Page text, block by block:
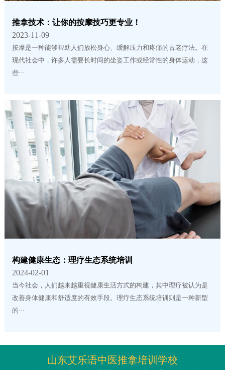
推拿技术：让你的按摩技巧更专业！
2023-11-09
按摩是一种能够帮助人们放松身心、缓解压力和疼痛的古老疗法。在
现代社会中，许多人需要长时间的坐姿工作或经常性的身体运动，这
些···
构建健康生态：理疗生态系统培训
2024-02-01
当今社会，人们越来越重视健康生活方式的构建，其中理疗被认为是
改善身体健康和舒适度的有效手段。理疗生态系统培训则是一种新型
的···
山东艾乐语中医推拿培训学校